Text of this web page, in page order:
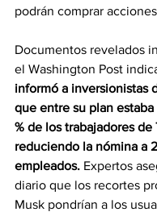
podrán comprar
Documentos revelados
el Washington Post
informó a inversionistas
que entre su plan
% de los trabajadores de
reduciendo la nómina a
empleados. Expertos
diario que los recortes
Musk pondrían a los